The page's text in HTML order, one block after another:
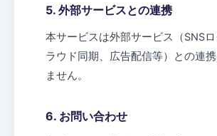
5. 外部サービスとの連携
本サービスは外部サービス（SNS
ラウド同期、広告配信等）との連
ません。
6. お問い合わせ